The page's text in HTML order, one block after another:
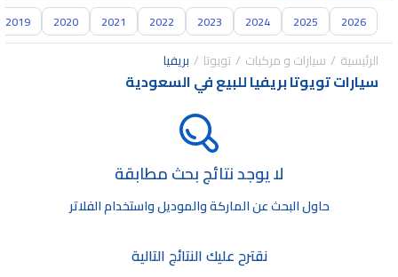
2026
2025
2024
2023
2022
2021
2020
2019
الرئيسية سيارات و مركبات تويوتا بريفيا
سيارات تويوتا بريفيا للبيع في السعودية
لا يوجد نتائج بحث مطابقة
حاول البحث عن الماركة والموديل واستخدام الفلاتر
نقترح عليك النتائج التالية